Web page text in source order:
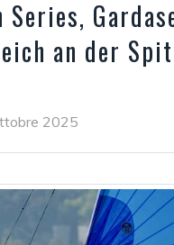
Series,
an der
2025